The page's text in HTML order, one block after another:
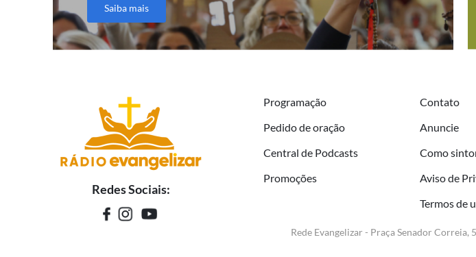
Saiba mais
Redes Sociais:
Programação
Pedido de oração
Central de Podcasts
Promoções
Contato
Anuncie
Como
Aviso de
Termos de
Rede Evangelizar - Praça Senador